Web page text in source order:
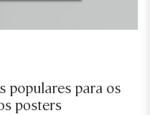
populares para os
posters